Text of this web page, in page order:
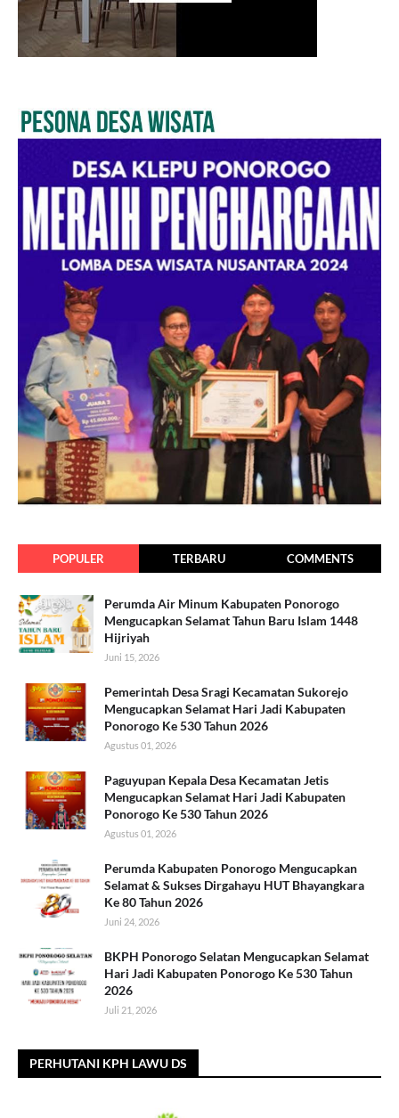
POPULER TERBARU COMMENTS
Perumda Air Minum Kabupaten Ponorogo
Mengucapkan Selamat Tahun Baru Islam 1448
Hijriyah
Juni 15, 2026
Pemerintah Desa Sragi Kecamatan Sukorejo
Mengucapkan Selamat Hari Jadi Kabupaten
Ponorogo Ke 530 Tahun 2026
Agustus 01, 2026
Paguyupan Kepala Desa Kecamatan Jetis
Mengucapkan Selamat Hari Jadi Kabupaten
Ponorogo Ke 530 Tahun 2026
Agustus 01, 2026
Perumda Kabupaten Ponorogo Mengucapkan
Selamat & Sukses Dirgahayu HUT Bhayangkara
Ke 80 Tahun 2026
Juni 24, 2026
BKPH Ponorogo Selatan Mengucapkan Selamat
Hari Jadi Kabupaten Ponorogo Ke 530 Tahun
2026
Juli 21, 2026
PERHUTANI KPH LAWU DS